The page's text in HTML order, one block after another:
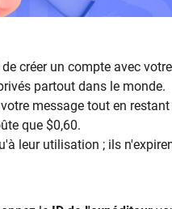
créer un compte avec
partout dans le monde.
message tout en
que $0,60.
leur utilisation ; ils